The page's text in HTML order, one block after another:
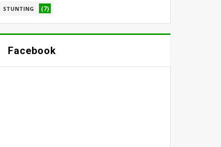
STUNTING (7)
Facebook